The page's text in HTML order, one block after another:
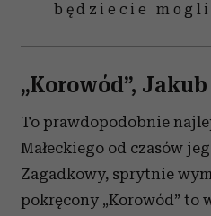
będziecie
„Korowód”,
To prawdopodobnie
Małeckiego od czasów
Zagadkowy, sprytnie
pokręcony „Korowód” to